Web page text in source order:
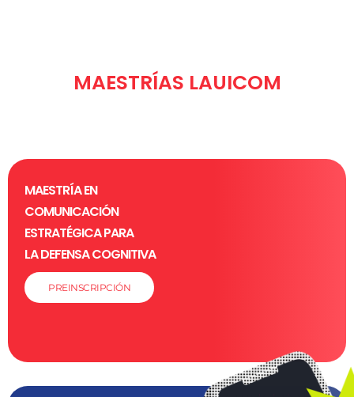
MAESTRÍAS LAUICOM
MAESTRÍA EN
COMUNICACIÓN
ESTRATÉGICA PARA
LA DEFENSA COGNITIVA
PREINSCRIPCIÓN